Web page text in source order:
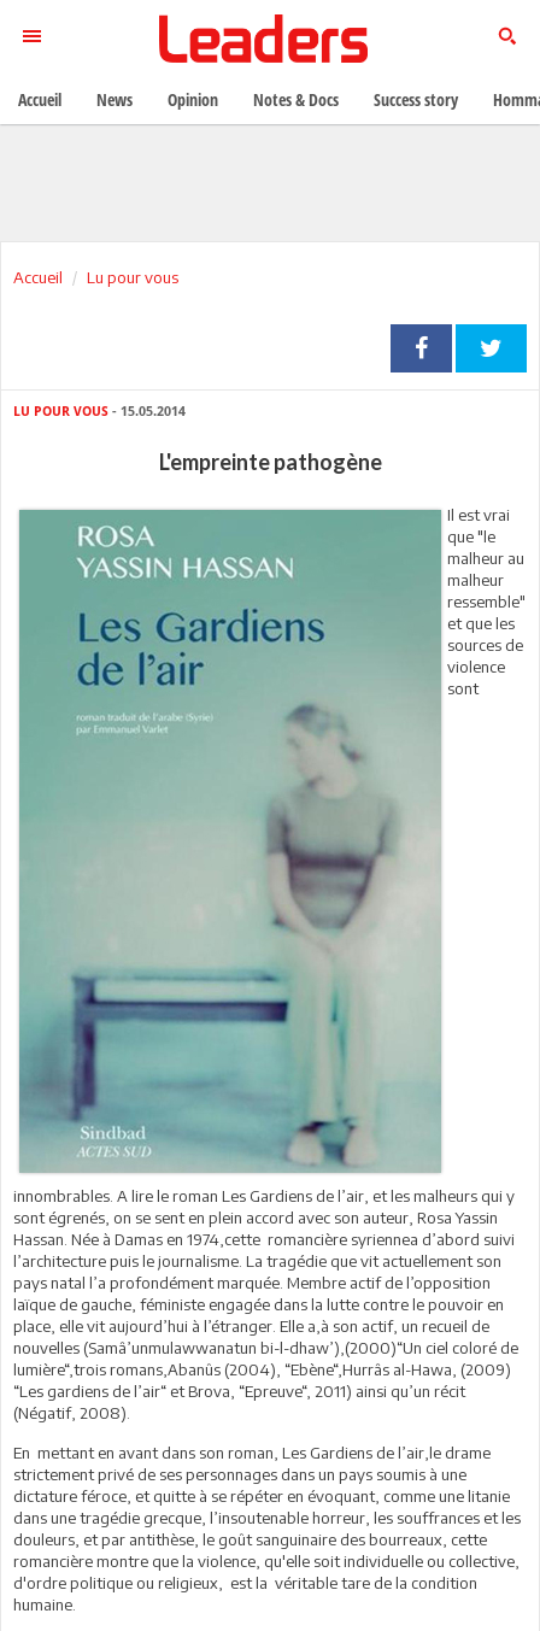
Accueil Lu pour vous
LU POUR VOUS - 15.05.2014
L'empreinte pathogène
Il est vrai
que "le
malheur au
malheur
ressemble"
et que les
sources de
violence
sont
innombrables. A lire le roman Les Gardiens de l’air, et les malheurs qui y
sont égrenés, on se sent en plein accord avec son auteur, Rosa Yassin
Hassan. Née à Damas en 1974,cette romancière syriennea d’abord suivi
l’architecture puis le journalisme. La tragédie que vit actuellement son
pays natal l’a profondément marquée. Membre actif de l’opposition
laïque de gauche, féministe engagée dans la lutte contre le pouvoir en
place, elle vit aujourd’hui à l’étranger. Elle a,à son actif, un recueil de
nouvelles (Samâ’unmulawwanatun bi-l-dhaw’),(2000)“Un ciel coloré de
lumière“,trois romans,Abanûs (2004), “Ebène“,Hurrâs al-Hawa, (2009)
“Les gardiens de l’air“ et Brova, “Epreuve“, 2011) ainsi qu’un récit
(Négatif, 2008).
En mettant en avant dans son roman, Les Gardiens de l’air,le drame
strictement privé de ses personnages dans un pays soumis à une
dictature féroce, et quitte à se répéter en évoquant, comme une litanie
dans une tragédie grecque, l’insoutenable horreur, les souffrances et les
douleurs, et par antithèse, le goût sanguinaire des bourreaux, cette
romancière montre que la violence, qu'elle soit individuelle ou collective,
d'ordre politique ou religieux, est la véritable tare de la condition
humaine.
Accueil News Opinion Notes & Docs Success story